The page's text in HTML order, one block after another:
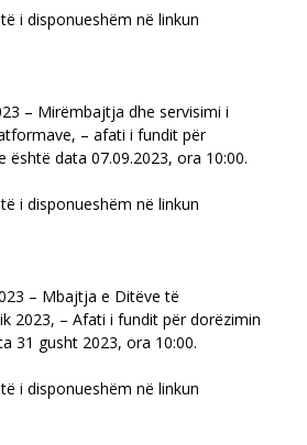
i disponueshëm në linkun
– Mirëmbajtja dhe servisimi i
– afati i fundit për
është data 07.09.2023, ora 10:00.
i disponueshëm në linkun
– Mbajtja e Ditëve të
2023, – Afati i fundit për dorëzimin
31 gusht 2023, ora 10:00.
i disponueshëm në linkun